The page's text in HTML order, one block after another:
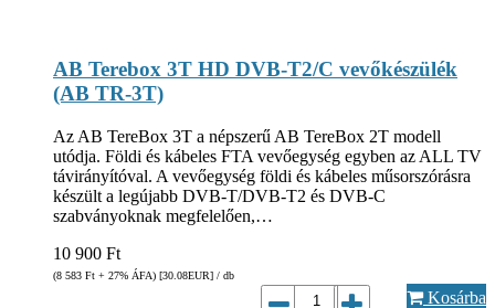
AB Terebox 3T HD DVB-T2/C vevőkészülék
(AB TR-3T)
Az AB TereBox 3T a népszerű AB TereBox 2T modell
utódja. Földi és kábeles FTA vevőegység egyben az ALL TV
távirányítóval. A vevőegység földi és kábeles műsorszórásra
készült a legújabb DVB-T/DVB-T2 és DVB-C
szabványoknak megfelelően,…
10 900 Ft
(8 583 Ft + 27% ÁFA) [30.08EUR] / db
Kosárba